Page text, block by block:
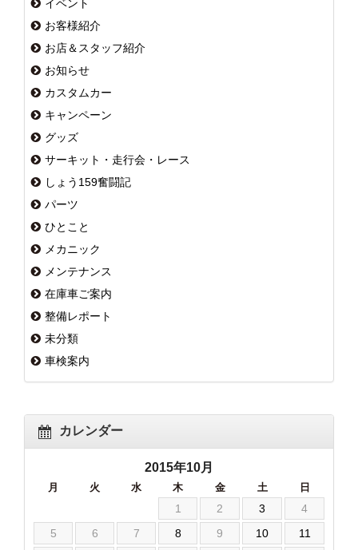
イベント
お客様紹介
お店＆スタッフ紹介
お知らせ
カスタムカー
キャンペーン
グッズ
サーキット・走行会・レース
しょう159奮闘記
パーツ
ひとこと
メカニック
メンテナンス
在庫車ご案内
整備レポート
未分類
車検案内
カレンダー
2015年10月
月 火 水 木 金 土 日
1 2 3
4
5
6 7 8 9 10
11